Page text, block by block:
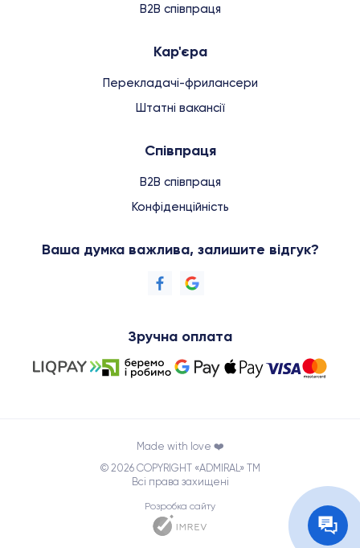
B2B співпраця
Кар'єра
Перекладачі-фрилансери
Штатні вакансії
Співпраця
B2B співпраця
Конфіденційність
Ваша думка важлива, залишите відгук?
Зручна оплата
Made with love ❤️
© 2026 COPYRIGHT «ADMIRAL» TM
Всі права захищені
Розробка сайту